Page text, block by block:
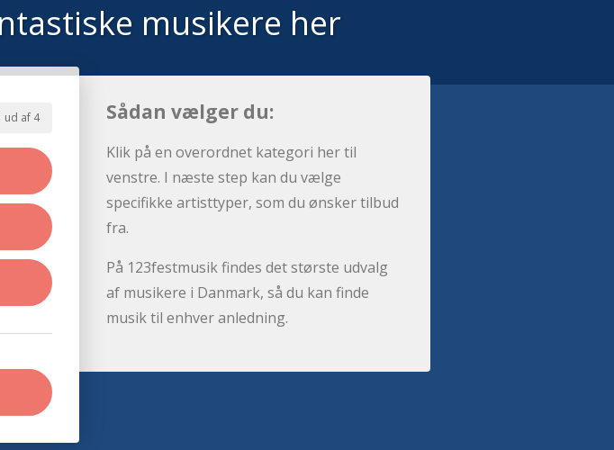
musikere her
ud af 4 Sådan vælger du:
Klik på en overordnet kategori her til
venstre. I næste step kan du vælge
specifikke artisttyper, som du ønsker tilbud
fra.
På 123festmusik findes det største udvalg
af musikere i Danmark, så du kan finde
musik til enhver anledning.